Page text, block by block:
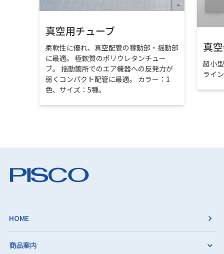
真空用チューブ
柔軟性に優れ、真空配管の稼動部・揺動部
に最適。 極軟質のポリウレタンチュー
ブ。 揺動箇所でのエア機器への反発力が
弱くコンパクト配管に最適。 カラー：1
色、サイズ：5種。
真
超小
ライ
HOME
商品案内